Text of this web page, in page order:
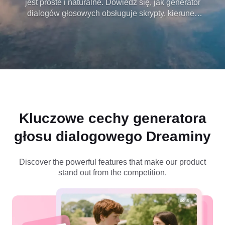
jest proste i naturalne. Dowiedz się, jak generator
dialogów głosowych obsługuje skrypty, kierunek
emocjonalny i realistyczną prezentację, a wszystko
Kluczowe cechy generatora
głosu dialogowego Dreaminy
Discover the powerful features that make our product
stand out from the competition.